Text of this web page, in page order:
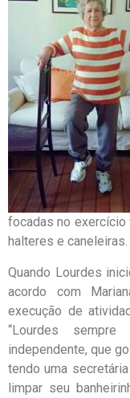
focadas no exercício
halteres e caneleiras.
Quando Lourdes
acordo com
execução de
“Lourdes
independente, que
tendo uma
limpar seu